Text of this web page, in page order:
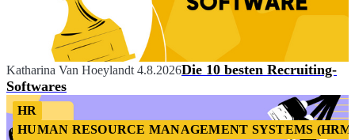
Katharina Van Hoeylandt 4.8.2026Die 10 besten Recruiting-
Softwares
HR
HUMAN RESOURCE MANAGEMENT SYSTEMS